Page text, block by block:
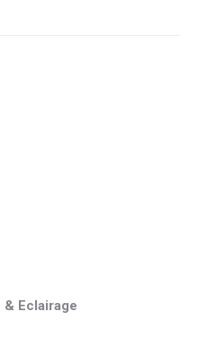
Eclairage